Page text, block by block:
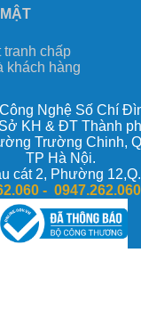
tranh chấp
khách hàng
Nghệ Số Chí
KH & ĐT Thành
Trường Chinh,
TP Hà Nội.
cát 2, Phường
-